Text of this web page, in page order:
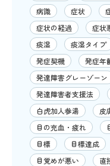
病識
症状
症状の経過
症状
痰湿
痰湿タイプ
発症契機
発症年
発達障害グレーゾーン
発達障害者支援法
白虎加人参湯
皮
目の充血・疲れ
目標
目標達成
目覚めが悪い
直